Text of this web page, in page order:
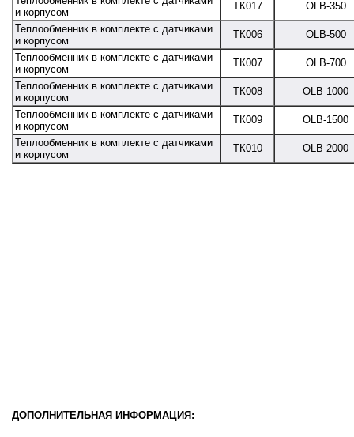
и корпусом
ТК017
OLB-350
Теплообменник в комплекте с датчиками
и корпусом
ТК006
OLB-500
Теплообменник в комплекте с датчиками
и корпусом
ТК007
OLB-700
Теплообменник в комплекте с датчиками
и корпусом
ТК008
OLB-1000
Теплообменник в комплекте с датчиками
и корпусом
ТК009
OLB-1500
Теплообменник в комплекте с датчиками
и корпусом
ТК010 OLB-2000
ДОПОЛНИТЕЛЬНАЯ ИНФОРМАЦИЯ: